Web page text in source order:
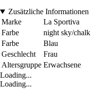
Zusätzliche Informationen
Marke
La Sportiva
Farbe
night sky/chalk
Farbe
Blau
Geschlecht
Frau
Altersgruppe Erwachsene
Loading...
Loading...